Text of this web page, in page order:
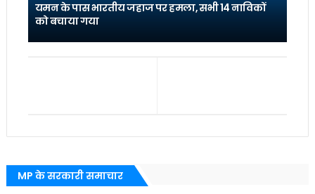
यमन के पास भारतीय जहाज पर हमला, सभी 14 नाविकों
को बचाया गया
MP के सरकारी समाचार